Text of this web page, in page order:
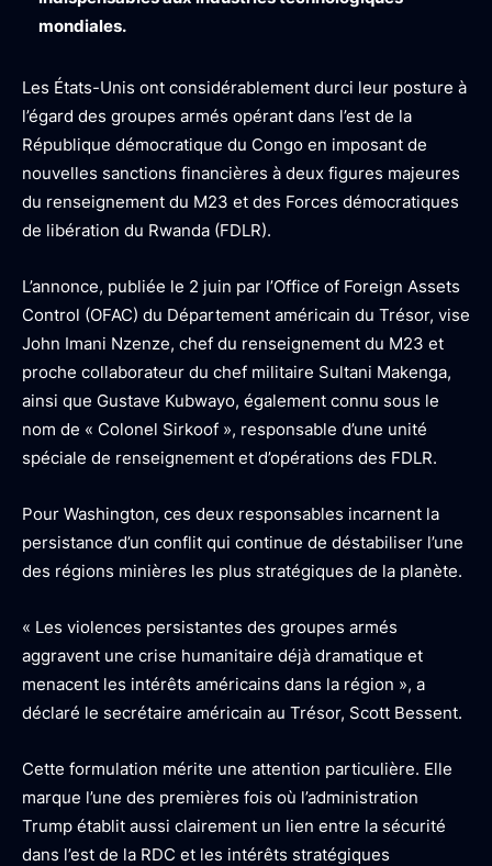
mondiales.
Les États-Unis ont considérablement durci leur posture à
l’égard des groupes armés opérant dans l’est de la
République démocratique du Congo en imposant de
nouvelles sanctions financières à deux figures majeures
du renseignement du M23 et des Forces démocratiques
de libération du Rwanda (FDLR).
L’annonce, publiée le 2 juin par l’Office of Foreign Assets
Control (OFAC) du Département américain du Trésor, vise
John Imani Nzenze, chef du renseignement du M23 et
proche collaborateur du chef militaire Sultani Makenga,
ainsi que Gustave Kubwayo, également connu sous le
nom de « Colonel Sirkoof », responsable d’une unité
spéciale de renseignement et d’opérations des FDLR.
Pour Washington, ces deux responsables incarnent la
persistance d’un conflit qui continue de déstabiliser l’une
des régions minières les plus stratégiques de la planète.
« Les violences persistantes des groupes armés
aggravent une crise humanitaire déjà dramatique et
menacent les intérêts américains dans la région », a
déclaré le secrétaire américain au Trésor, Scott Bessent.
Cette formulation mérite une attention particulière. Elle
marque l’une des premières fois où l’administration
Trump établit aussi clairement un lien entre la sécurité
dans l’est de la RDC et les intérêts stratégiques